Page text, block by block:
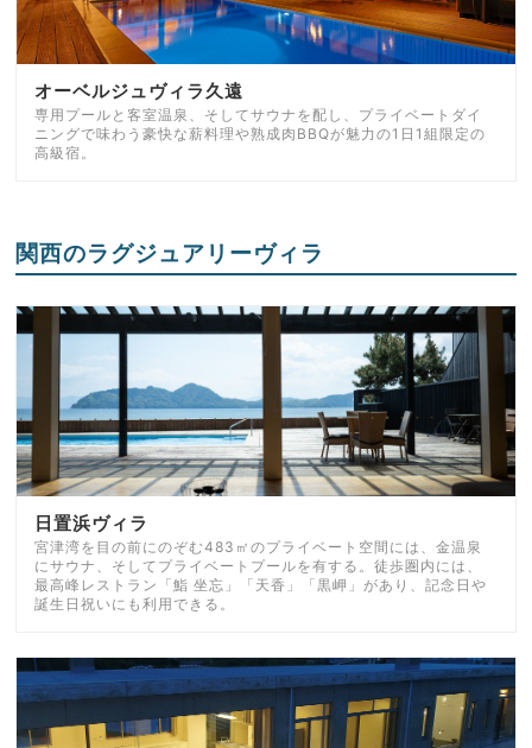
オーベルジュヴィラ久遠
専用プールと客室温泉、そしてサウナを配し、プライベートダイ
ニングで味わう豪快な薪料理や熟成肉BBQが魅力の1日1組限定の
高級宿。
関西のラグジュアリーヴィラ
日置浜ヴィラ
宮津湾を目の前にのぞむ483㎡のプライベート空間には、金温泉
にサウナ、そしてプライベートプールを有する。徒歩圏内には、
最高峰レストラン「鮨 坐忘」「天香」「黒岬」があり、記念日や
誕生日祝いにも利用できる。